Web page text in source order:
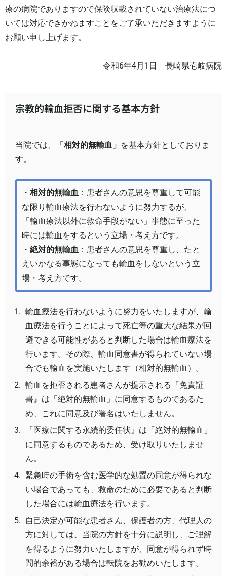
療の病院でありますので保険収載されていない治療法につ
いては対応できかねますことをご了承いただきますように
お願い申し上げます。
令和6年4月1日 長崎県壱岐病院
宗教的輸血拒否に関する基本方針
当院では、 「相対的無輸血」 を基本方針としておりま
す。
・ 相対的無輸血 ：患者さんの意思を尊重して可能
な限り輸血療法を行わないように努力するが、
「輸血療法以外に救命手段がない」事態に至った
時には輸血をするという立場・考え方です。
・ 絶対的無輸血 ：患者さんの意思を尊重し、たと
えいかなる事態になっても輸血をしないという立
場・考え方です。
輸血療法を行わないように努力をいたしますが、輸
血療法を行うことによって死亡等の重大な結果が回
避できる可能性があると判断した場合は輸血療法を
行います。その際、輸血同意書が得られていない場
合でも輸血を実施いたします（相対的無輸血）。
輸血を拒否される患者さんが提示される『免責証
書』は「絶対的無輸血」に同意するものであるた
め、これに同意及び署名はいたしません。
『医療に関する永続的委任状』は「絶対的無輸血」
に同意するものであるため、受け取りいたしませ
ん。
緊急時の手術を含む医学的な処置の同意が得られな
い場合であっても、救命のために必要であると判断
した場合には輸血療法を行います。
自己決定が可能な患者さん、保護者の方、代理人の
方に対しては、当院の方針を十分に説明し、ご理解
を得るように努力いたしますが、同意が得られず時
間的余裕がある場合は転院をお勧めいたします。